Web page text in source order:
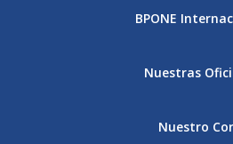
BPONE
Nuestras
Nuestro